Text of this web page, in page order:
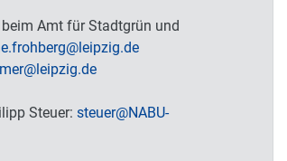
Amt für Stadtgrün und
@ leipzig.de
@ leipzig.de
Steuer: steuer@NABU-